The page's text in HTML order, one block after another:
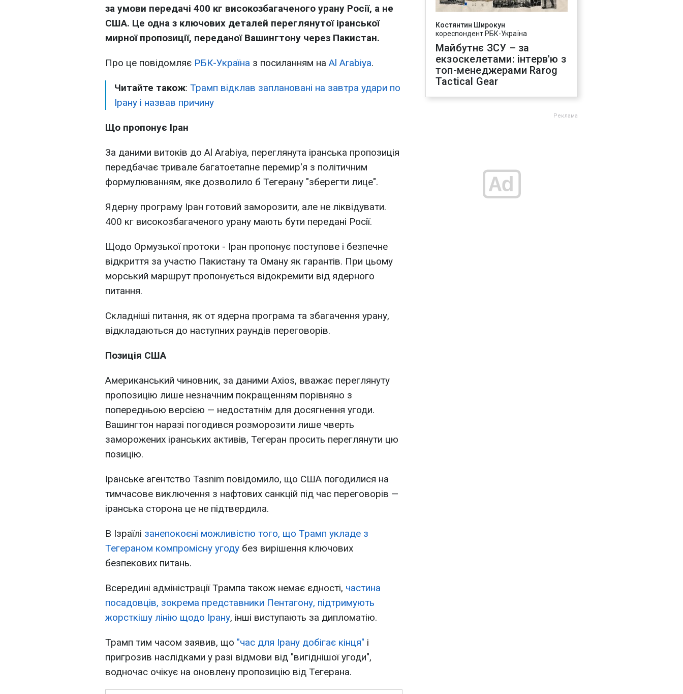
за умови передачі 400 кг високозбагаченого урану Росії, а не
США. Це одна з ключових деталей переглянутої іранської
мирної пропозиції, переданої Вашингтону через Пакистан.
Про це повідомляє РБК-Україна з посиланням на Al Arabiya.
Читайте також: Трамп відклав заплановані на завтра удари по
Ірану і назвав причину
Що пропонує Іран
За даними витоків до Al Arabiya, переглянута іранська пропозиція
передбачає тривале багатоетапне перемир'я з політичним
формулюванням, яке дозволило б Тегерану "зберегти лице".
Ядерну програму Іран готовий заморозити, але не ліквідувати.
400 кг високозбагаченого урану мають бути передані Росії.
Щодо Ормузької протоки - Іран пропонує поступове і безпечне
відкриття за участю Пакистану та Оману як гарантів. При цьому
морський маршрут пропонується відокремити від ядерного
питання.
Складніші питання, як от ядерна програма та збагачення урану,
відкладаються до наступних раундів переговорів.
Позиція США
Американський чиновник, за даними Axios, вважає переглянуту
пропозицію лише незначним покращенням порівняно з
попередньою версією — недостатнім для досягнення угоди.
Вашингтон наразі погодився розморозити лише чверть
заморожених іранських активів, Тегеран просить переглянути цю
позицію.
Іранське агентство Tasnim повідомило, що США погодилися на
тимчасове виключення з нафтових санкцій під час переговорів —
іранська сторона це не підтвердила.
В Ізраїлі занепокоєні можливістю того, що Трамп укладе з
Тегераном компромісну угоду без вирішення ключових
безпекових питань.
Всередині адміністрації Трампа також немає єдності, частина
посадовців, зокрема представники Пентагону, підтримують
жорсткішу лінію щодо Ірану, інші виступають за дипломатію.
Трамп тим часом заявив, що "час для Ірану добігає кінця" і
пригрозив наслідками у разі відмови від "вигіднішої угоди",
водночас очікує на оновлену пропозицію від Тегерана.
Костянтин Широкун
кореспондент РБК-Україна
Майбутнє ЗСУ – за
екзоскелетами: інтерв'ю з
топ-менеджерами Rarog
Tactical Gear